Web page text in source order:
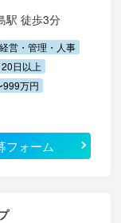
駅 徒歩3分
経営・管理・人事
日以上
999万円
フォーム